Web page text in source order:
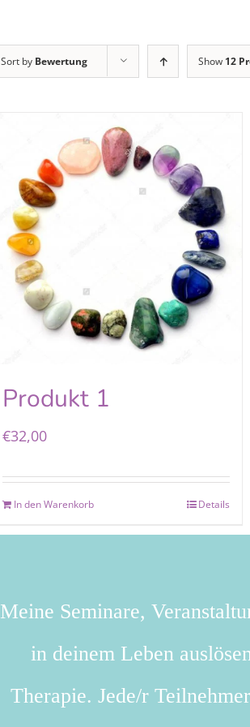
Sort by Bewertung Show 12
Produkt 1
€32,00
In den Warenkorb Details
Meine Seminare,
in deinem Leben
Therapie. Jede/r